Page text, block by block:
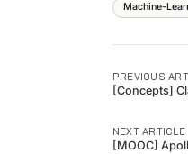
Machine-
PREVIOUS
[Concepts]
NEXT ARTICLE
[MOOC]